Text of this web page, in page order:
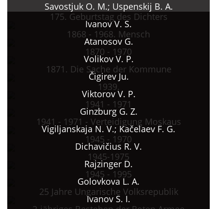
Savostjuk O. M.; Uspenskij B. A.
175. Geburtstag des Dichters
Ivanov V. S.
1868 - 1968. Mensch
Atanosov G.
1870 - 1970
Volikov V. P.
1871. Die Sache der Kommune
Čigirev Ju.
1939.
Viktorov V. P.
1941 - 1971
Ginzburg G. Z.
1941 - 1971 - Verteidigung Moskaus
Vigiljanskaja N. V.; Kačelaev F. G.
1945 - 1970
Dichavičius R. V.
1945-1975
Rajzinger D.
1945 - 1995
Golovkova L. A.
25 Jahre Ungarische Volksrepublik
Ivanov S. I.